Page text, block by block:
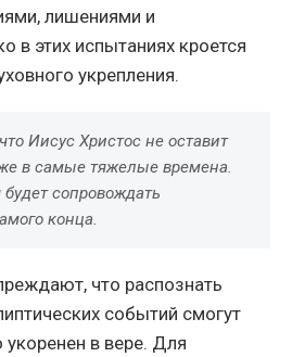
лишениями и
в этих испытаниях кроется
укрепления.
Иисус Христос не оставит
в самые тяжелые времена.
сопровождать
конца.
что распознать
событий смогут
укоренен в вере. Для